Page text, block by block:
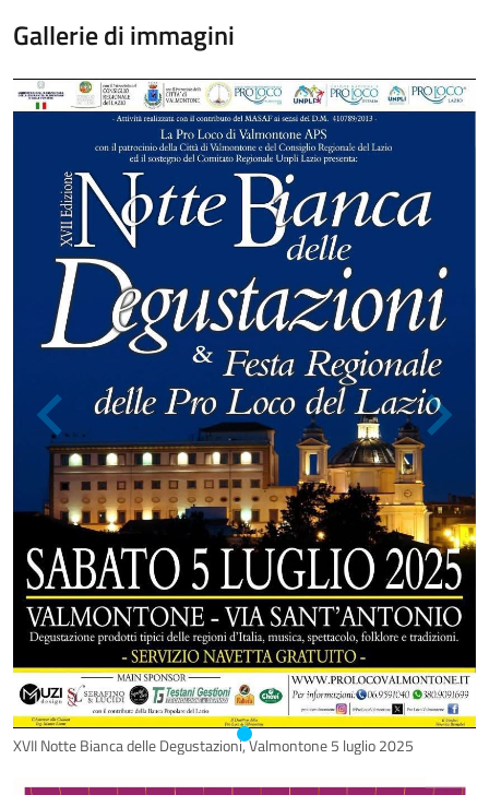
Gallerie di immagini
XVII Notte Bianca delle Degustazioni, Valmontone 5 luglio 2025